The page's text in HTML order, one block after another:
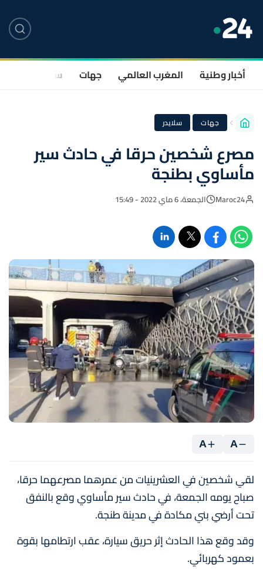
أخبار وطنية المغرب العالمي جهات سياسة
جهات · سلايدر
مصرع شخصين حرقا في حادث سير
مأساوي بطنجة
Maroc24 الجمعة، 6 ماي 2022 - 15:49
A
A
لقي شخصين في العشرينيات من عمرهما مصرعهما حرقا،
صباح يومه الجمعة، في حادث سير مأساوي وقع بالنفق
تحت أرضي بني مكادة في مدينة طنجة.
وقد وقع هذا الحادث إثر حريق سيارة، عقب ارتطامها بقوة
بعمود كهربائي.